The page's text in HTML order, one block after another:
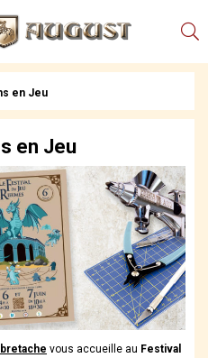
en Jeu
en Jeu
vous accueille au Festival